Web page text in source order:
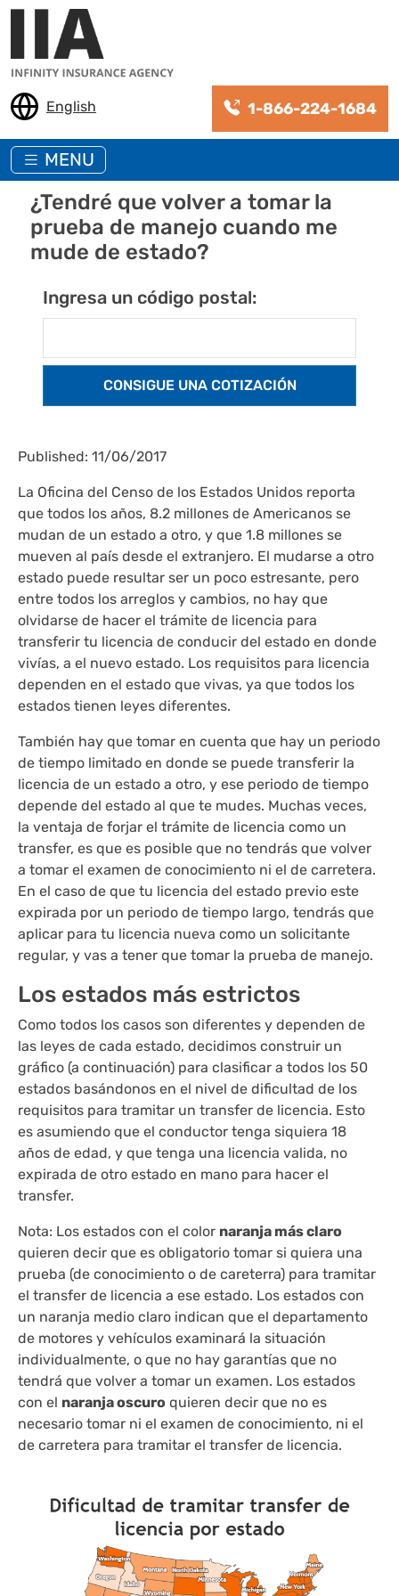
Pasar al contenido principal
English 1-866-224-1684
MENU
¿Tendré que volver a tomar la
prueba de manejo cuando me
mude de estado?
Ingresa un código postal:
Published: 11/06/2017
La Oficina del Censo de los Estados Unidos reporta
que todos los años, 8.2 millones de Americanos se
mudan de un estado a otro, y que 1.8 millones se
mueven al país desde el extranjero. El mudarse a otro
estado puede resultar ser un poco estresante, pero
entre todos los arreglos y cambios, no hay que
olvidarse de hacer el trámite de licencia para
transferir tu licencia de conducir del estado en donde
vivías, a el nuevo estado. Los requisitos para licencia
dependen en el estado que vivas, ya que todos los
estados tienen leyes diferentes.
También hay que tomar en cuenta que hay un periodo
de tiempo limitado en donde se puede transferir la
licencia de un estado a otro, y ese periodo de tiempo
depende del estado al que te mudes. Muchas veces,
la ventaja de forjar el trámite de licencia como un
transfer, es que es posible que no tendrás que volver
a tomar el examen de conocimiento ni el de carretera.
En el caso de que tu licencia del estado previo este
expirada por un periodo de tiempo largo, tendrás que
aplicar para tu licencia nueva como un solicitante
regular, y vas a tener que tomar la prueba de manejo.
Los estados más estrictos
Como todos los casos son diferentes y dependen de
las leyes de cada estado, decidimos construir un
gráfico (a continuación) para clasificar a todos los 50
estados basándonos en el nivel de dificultad de los
requisitos para tramitar un transfer de licencia. Esto
es asumiendo que el conductor tenga siquiera 18
años de edad, y que tenga una licencia valida, no
expirada de otro estado en mano para hacer el
transfer.
Nota: Los estados con el color naranja más claro
quieren decir que es obligatorio tomar si quiera una
prueba (de conocimiento o de careterra) para tramitar
el transfer de licencia a ese estado. Los estados con
un naranja medio claro indican que el departamento
de motores y vehículos examinará la situación
individualmente, o que no hay garantías que no
tendrá que volver a tomar un examen. Los estados
con el naranja oscuro quieren decir que no es
necesario tomar ni el examen de conocimiento, ni el
de carretera para tramitar el transfer de licencia.